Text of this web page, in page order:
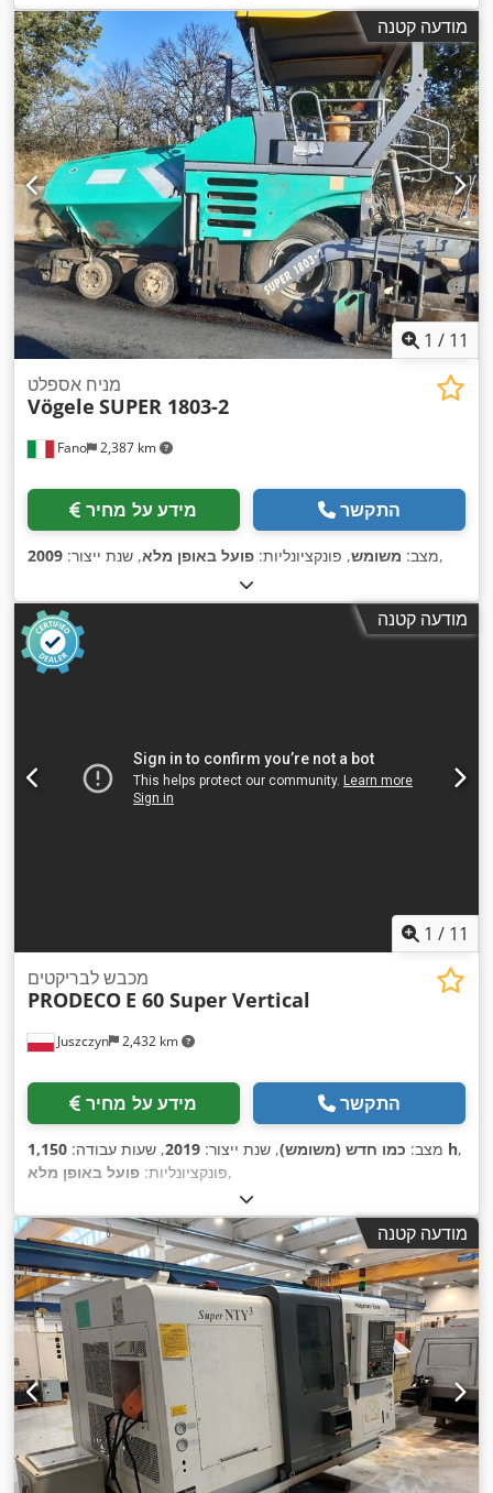
מודעה קטנה
1 / 11
Fano 2,387 km
מניח אספלט
Vögele SUPER 1803-2
מידע על מחיר התקשר
מצב: משומש, פונקציונליות: פועל באופן מלא, שנת ייצור: 2009 ,
מודעה קטנה
1 / 11
Juszczyn 2,432 km
מכבש לבריקטים
PRODECO E 60 Super Vertical
מידע על מחיר התקשר
מצב: כמו חדש (משומש), שנת ייצור: 2019, שעות עבודה: 1,150 h,
פונקציונליות: פועל באופן מלא ,
מודעה קטנה